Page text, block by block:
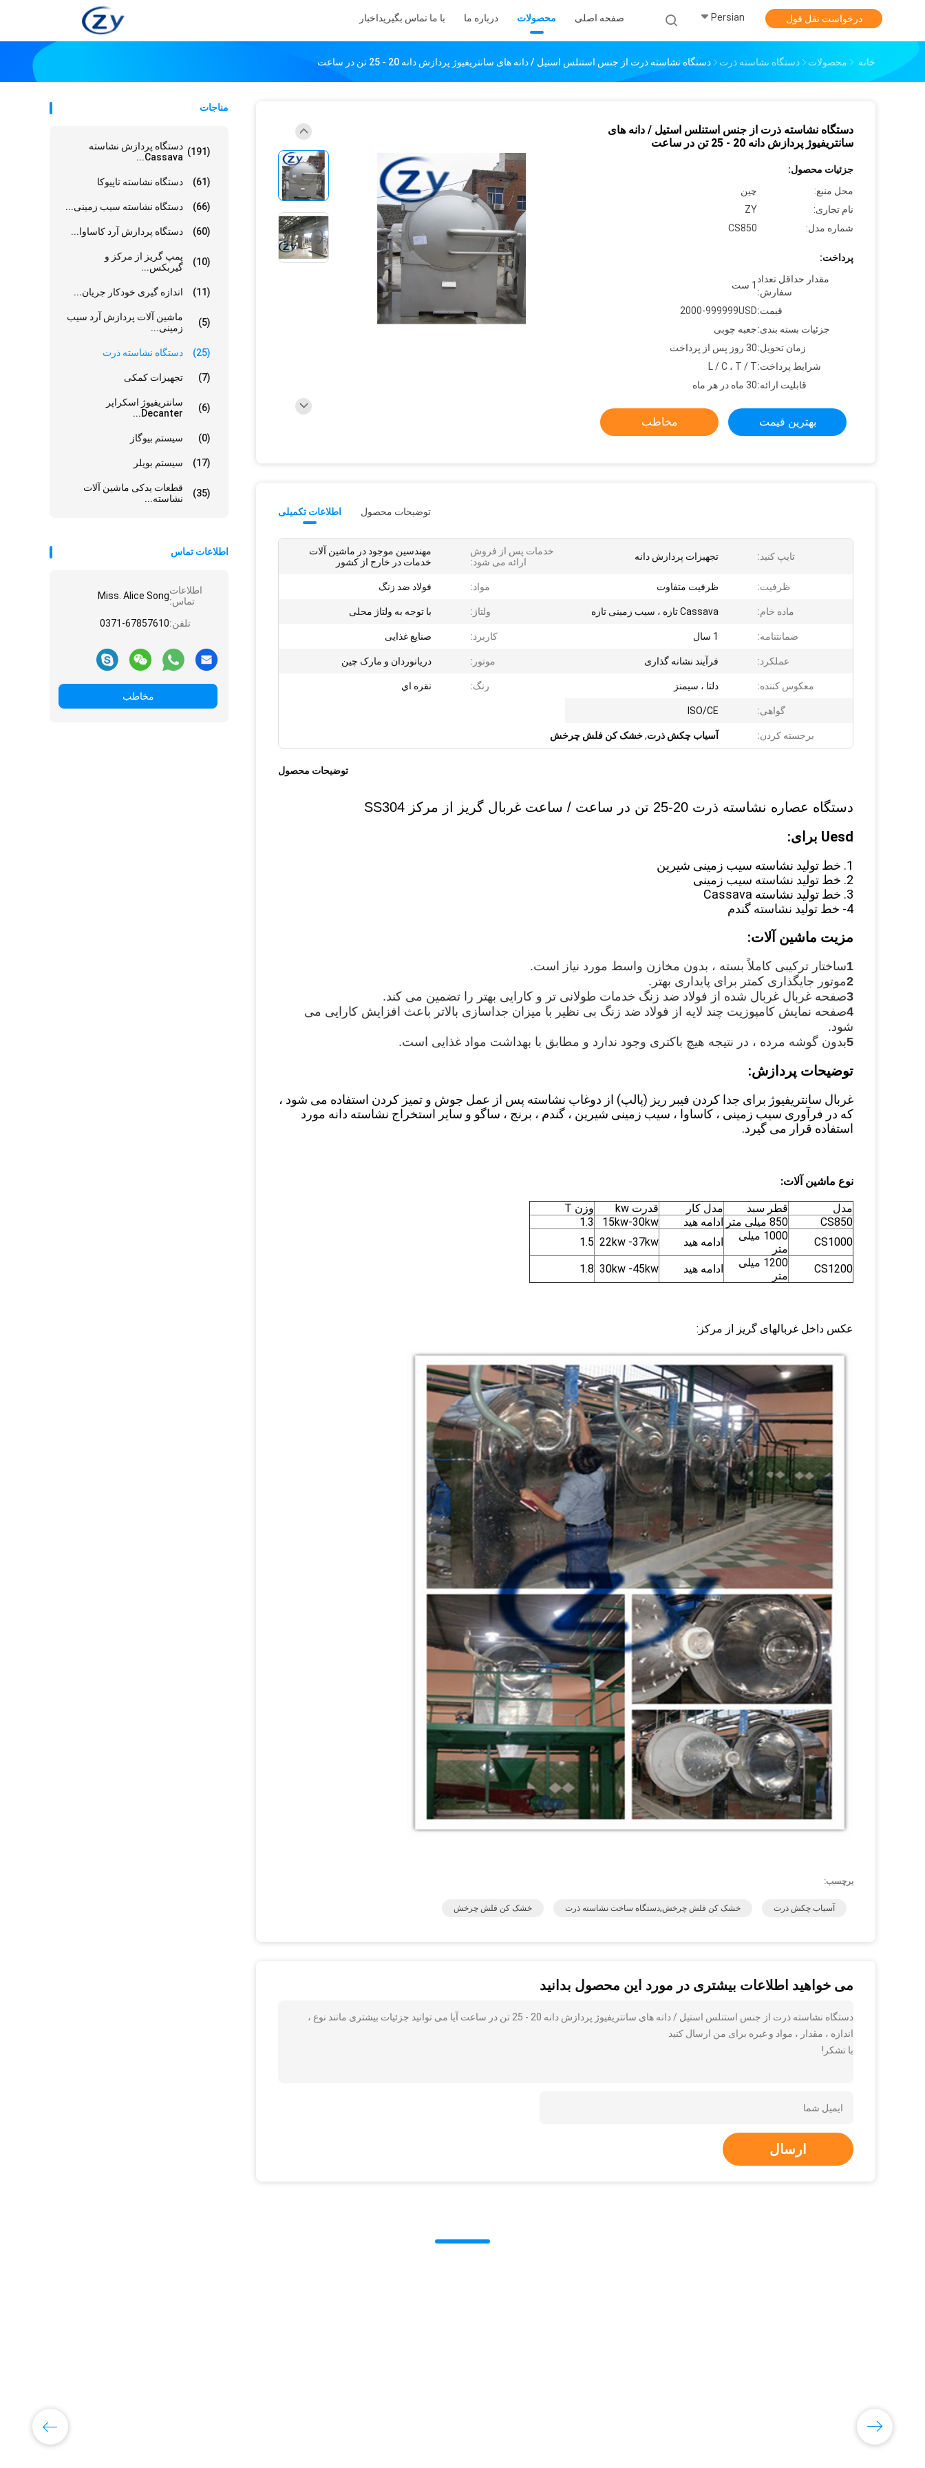
صفحه اصلی محصولات درباره ما با ما تماس بگیریداخبار Persian درخواست نقل قول
خانه محصولات دستگاه نشاسته ذرت دستگاه نشاسته ذرت از جنس استنلس استیل / دانه های سانتریفیوژ پردازش دانه 20 - 25 تن در ساعت
مناجات
دستگاه پردازش نشاسته
Cassava...
(191)
دستگاه نشاسته تاپیوکا (61)
دستگاه نشاسته سیب زمینی... (66)
دستگاه پردازش آرد کاساوا... (60)
پمپ گریز از مرکز و
گیربکس...
(10)
اندازه گیری خودکار جریان... (11)
ماشین آلات پردازش آرد سیب
زمینی...
(5)
دستگاه نشاسته ذرت (25)
تجهیزات کمکی (7)
سانتریفیوژ اسکراپر
Decanter...
(6)
سیستم بیوگاز (0)
سیستم بویلر (17)
قطعات یدکی ماشین آلات
نشاسته...
(35)
اطلاعات تماس
اطلاعات
تماس:Miss. Alice Song
تلفن:0371-67857610
مخاطب
دستگاه نشاسته ذرت از جنس استنلس استیل / دانه های
سانتریفیوژ پردازش دانه 20 - 25 تن در ساعت
جزئیات محصول:
محل منبع:
چین
نام تجاری:
ZY
شماره مدل:
CS850
پرداخت:
مقدار حداقل تعداد
سفارش:
1 ست
قیمت:2000-999999USD
جزئیات بسته بندی:جعبه چوبی
زمان تحویل:30 روز پس از پرداخت
شرایط پرداخت:L / C ، T / T
قابلیت ارائه:30 ماه در هر ماه
بهترین قیمت مخاطب
اطلاعات تکمیلی توضیحات محصول
تایپ کنید: تجهیزات پردازش دانه
خدمات پس از فروش
ارائه می شود:
مهندسین موجود در ماشین آلات
خدمات در خارج از کشور
ظرفیت: ظرفیت متفاوت مواد: فولاد ضد زنگ
ماده خام: Cassava تازه ، سیب زمینی تازه ولتاژ: با توجه به ولتاژ محلی
ضمانتنامه: 1 سال کاربرد: صنایع غذایی
عملکرد: فرآیند نشانه گذاری موتور: دریانوردان و مارک چین
معکوس کننده: دلتا ، سیمنز رنگ: نقره اي
گواهی: ISO/CE
برجسته کردن: آسیاب چکش ذرت,خشک کن فلش چرخش
توضیحات محصول
دستگاه عصاره نشاسته ذرت 20-25 تن در ساعت / ساعت غربال گریز از مرکز SS304
Uesd برای:
1. خط تولید نشاسته سیب زمینی شیرین
2. خط تولید نشاسته سیب زمینی
3. خط تولید نشاسته Cassava
4- خط تولید نشاسته گندم
مزیت ماشین آلات:
1ساختار ترکیبی کاملاً بسته ، بدون مخازن واسط مورد نیاز است.
2موتور جایگذاری کمتر برای پایداری بهتر.
3صفحه غربال غربال شده از فولاد ضد زنگ خدمات طولانی تر و کارایی بهتر را تضمین می کند.
4صفحه نمایش کامپوزیت چند لایه از فولاد ضد زنگ بی نظیر با میزان جداسازی بالاتر باعث افزایش کارایی می
شود.
5بدون گوشه مرده ، در نتیجه هیچ باکتری وجود ندارد و مطابق با بهداشت مواد غذایی است.
توضیحات پردازش:
غربال سانتریفیوژ برای جدا کردن فیبر ریز (پالپ) از دوغاب نشاسته پس از عمل جوش و تمیز کردن استفاده می شود ،
که در فرآوری سیب زمینی ، کاساوا ، سیب زمینی شیرین ، گندم ، برنج ، ساگو و سایر استخراج نشاسته دانه مورد
استفاده قرار می گیرد.
نوع ماشین آلات:
مدل قطر سبد مدل کار قدرت kw
وزن T
CS850
850 میلی متر ادامه هید 15kw-30kw
1.3
CS1000
1000 میلی
متر
ادامه هید 22kw -37kw
1.5
CS1200
1200 میلی
متر
ادامه هید 30kw -45kw
1.8
عکس داخل غربالهای گریز از مرکز:
برچسب:
آسیاب چکش ذرت خشک کن فلش چرخش,دستگاه ساخت نشاسته ذرت خشک کن فلش چرخش
می خواهید اطلاعات بیشتری در مورد این محصول بدانید
دستگاه نشاسته ذرت از جنس استنلس استیل / دانه های سانتریفیوژ پردازش دانه 20 - 25 تن در ساعت آیا می توانید جزئیات بیشتری مانند نوع ،
اندازه ، مقدار ، مواد و غیره برای من ارسال کنید
با تشکر!
ارسال